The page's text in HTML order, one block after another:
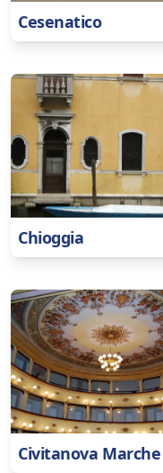
Cesenatico
Chioggia
Civitanova Marche